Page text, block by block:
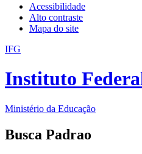
Acessibilidade
Alto contraste
Mapa do site
IFG
Instituto
Ministério da Educação
Busca Padrao